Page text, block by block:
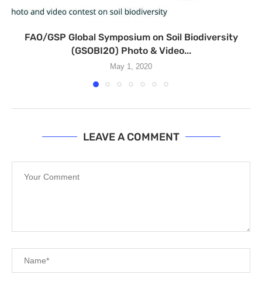
FAO/GSP Global Symposium on Soil Biodiversity
(GSOBI20) Photo & Video...
May 1, 2020
LEAVE A COMMENT